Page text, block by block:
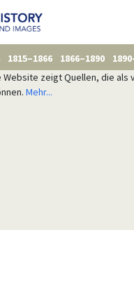
1815–1866 1866–1890
Website zeigt Quellen, die als
Mehr...